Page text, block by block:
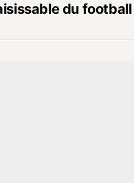
du football